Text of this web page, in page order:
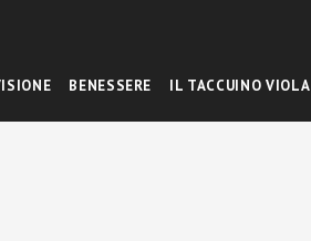
BENESSERE IL TACCUINO VIOLA